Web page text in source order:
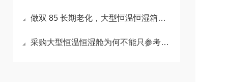
做双 85 长期老化，大型恒温恒湿箱加湿水箱材质怎么选不析出杂质？
采购大型恒温恒湿舱为何不能只参考小型箱温湿度精度标准？